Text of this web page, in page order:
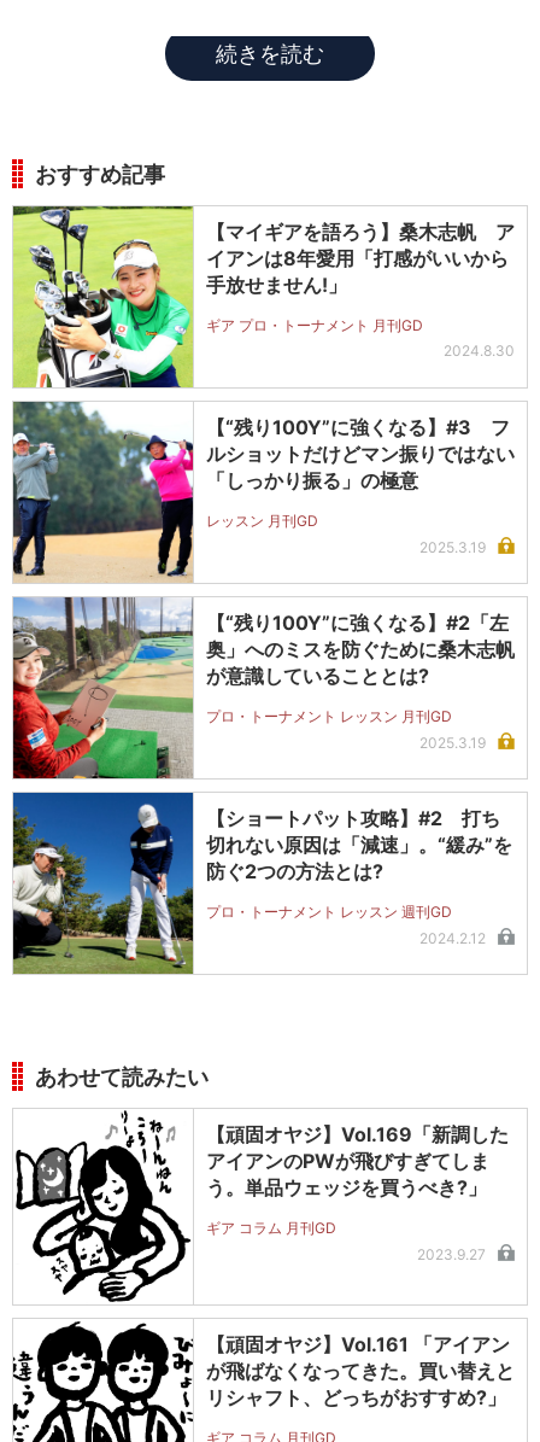
続きを読む
おすすめ記事
【マイギアを語ろう】桑木志帆 ア
イアンは8年愛用「打感がいいから
手放せません!」
ギア プロ・トーナメント 月刊GD
2024.8.30
【“残り100Y”に強くなる】#3 フ
ルショットだけどマン振りではない
「しっかり振る」の極意
レッスン 月刊GD
2025.3.19
【“残り100Y”に強くなる】#2「左
奥」へのミスを防ぐために桑木志帆
が意識していることとは?
プロ・トーナメント レッスン 月刊GD
2025.3.19
【ショートパット攻略】#2 打ち
切れない原因は「減速」。“緩み”を
防ぐ2つの方法とは?
プロ・トーナメント レッスン 週刊GD
2024.2.12
あわせて読みたい
【頑固オヤジ】Vol.169「新調した
アイアンのPWが飛びすぎてしま
う。単品ウェッジを買うべき?」
ギア コラム 月刊GD
2023.9.27
【頑固オヤジ】Vol.161 「アイアン
が飛ばなくなってきた。買い替えと
リシャフト、どっちがおすすめ?」
ギア コラム 月刊GD